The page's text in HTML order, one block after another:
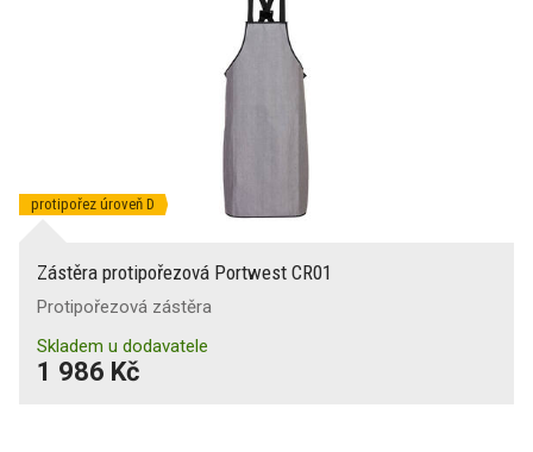
protipořez úroveň D
Zástěra protipořezová Portwest CR01
Protipořezová zástěra
Skladem u dodavatele
1 986 Kč